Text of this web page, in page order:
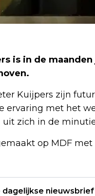
is in de
Kuijpers zijn
ervaring met het
uit zich in de
op MDF
dagelijkse nieuwsbrief